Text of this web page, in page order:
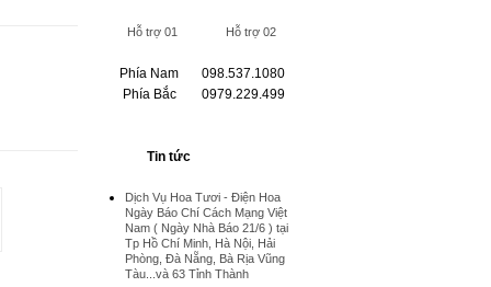
Hỗ trợ 01 Hỗ trợ 02
Phía Nam
098.537.1080
Phía Bắc
0979.229.499
Tin tức
Dịch Vụ Hoa Tươi - Điện Hoa
Ngày Báo Chí Cách Mạng Việt
Nam ( Ngày Nhà Báo 21/6 ) tại
Tp Hồ Chí Minh, Hà Nội, Hải
Phòng, Đà Nẵng, Bà Rịa Vũng
Tàu...và 63 Tỉnh Thành